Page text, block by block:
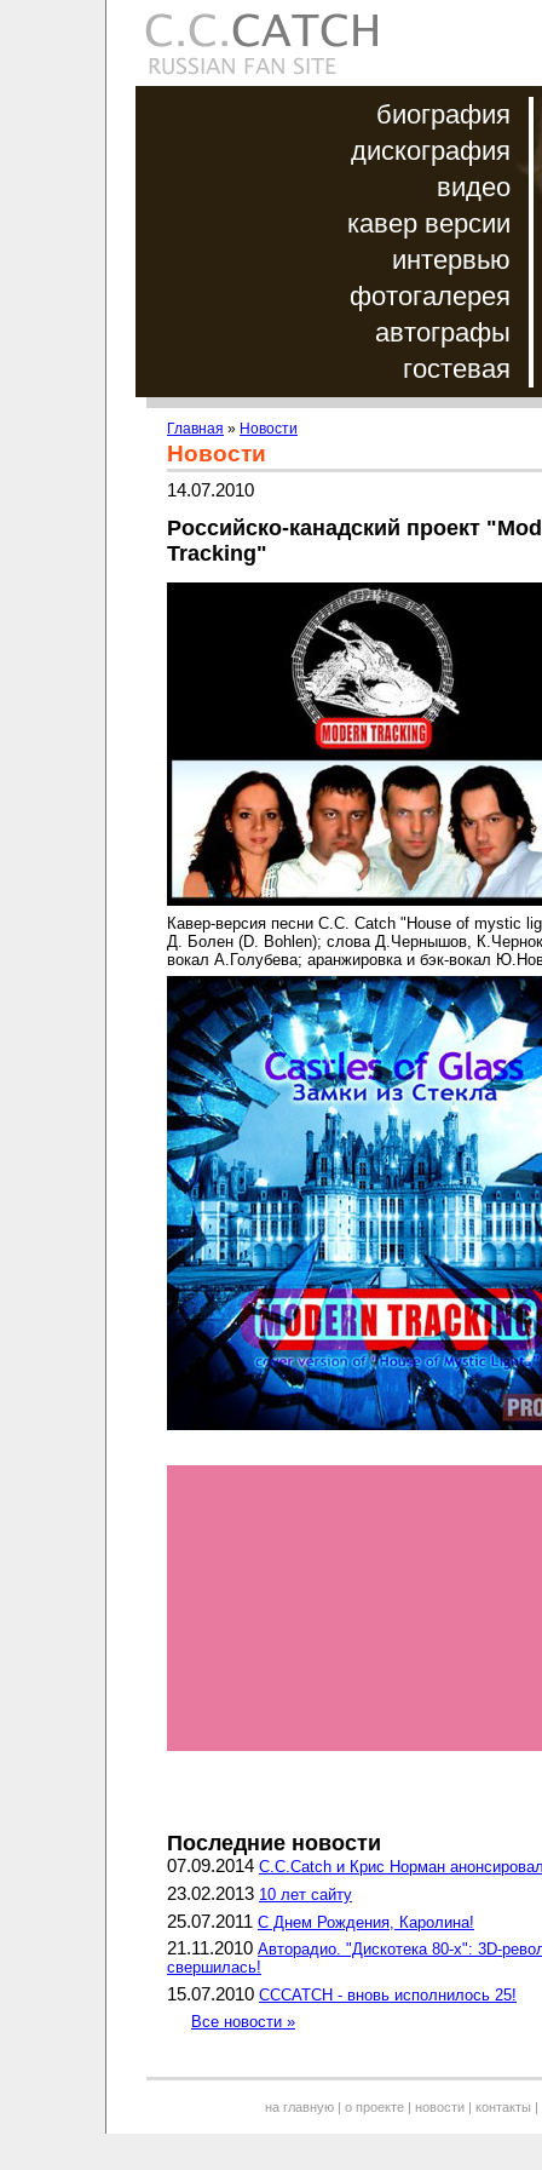
биография
дискография
видео
кавер версии
интервью
фотогалерея
автографы
гостевая
Главная » Новости
Новости
14.07.2010
Российско-канадский проект
Tracking"
Кавер-версия песни C.C. Catch "House of mystic
Д. Болен (D. Bohlen); слова Д.Чернышов,
вокал А.Голубева; аранжировка и бэк-вокал
Последние новости
07.09.2014 C.C.Catch и Крис Норман
23.02.2013 10 лет сайту
25.07.2011 С Днем Рождения, Каролина!
21.11.2010 Авторадио. "Дискотека 80-х": 3D-
свершилась!
15.07.2010 CCCATCH - вновь исполнилось 25!
Все новости »
на главную| о проекте| новости| контакты |